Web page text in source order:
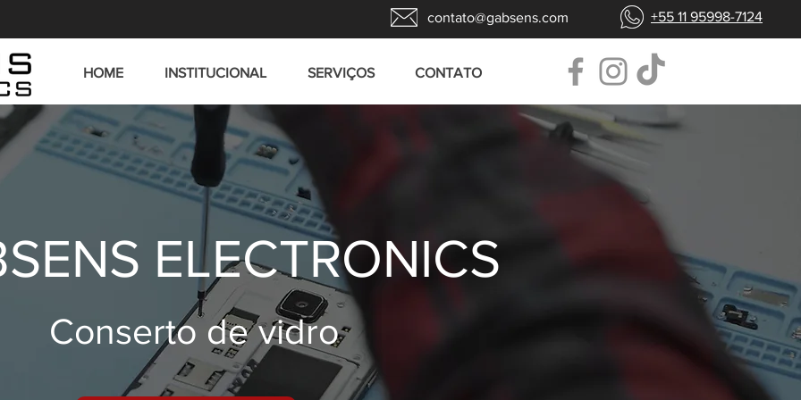
contato@gabsens.com +55 11 95998-7124
HOME INSTITUCIONAL SERVIÇOS CONTATO
ELECTRONICS
Conserto de vidro